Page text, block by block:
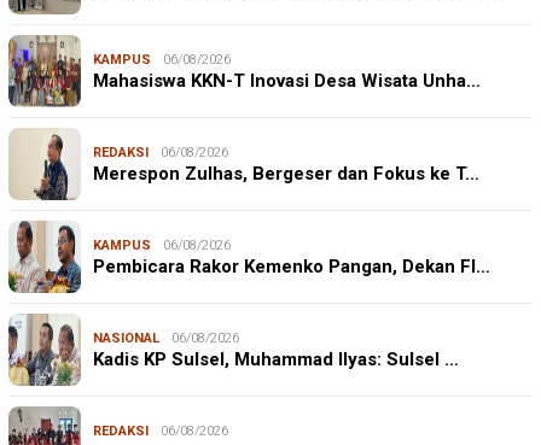
KAMPUS 06/08/2026
Mahasiswa KKN-T Inovasi Desa Wisata Unha…
REDAKSI 06/08/2026
Merespon Zulhas, Bergeser dan Fokus ke T…
KAMPUS 06/08/2026
Pembicara Rakor Kemenko Pangan, Dekan FI…
NASIONAL 06/08/2026
Kadis KP Sulsel, Muhammad Ilyas: Sulsel …
REDAKSI 06/08/2026